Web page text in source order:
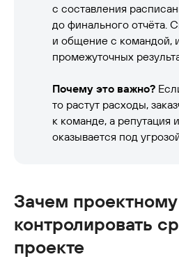
с составления
до финального отчёта.
и общение с командой,
промежуточных
Почему это важно?
то растут расходы,
к команде, а репутация
оказывается под
Зачем
контролировать
проекте